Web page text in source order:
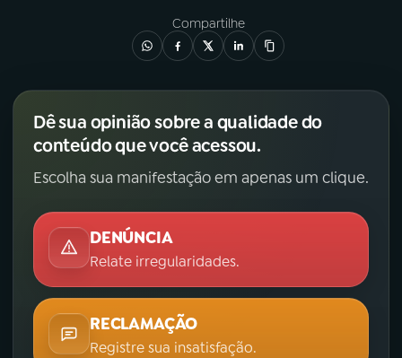
Compartilhe
Dê sua opinião sobre a qualidade do
conteúdo que você acessou.
Escolha sua manifestação em apenas um clique.
DENÚNCIA
Relate irregularidades.
RECLAMAÇÃO
Registre sua insatisfação.